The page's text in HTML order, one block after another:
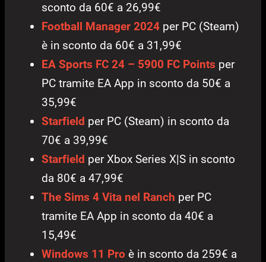
sconto da 60€ a 26,99€
Football Manager 2024 per PC (Steam)
è in sconto da 60€ a 31,99€
EA Sports FC 24 – 5900 FC Points per
PC tramite EA App in sconto da 50€ a
35,99€
Starfield per PC (Steam) in sconto da
70€ a 39,99€
Starfield per Xbox Series X|S in sconto
da 80€ a 47,99€
The Sims 4 Vita nel Ranch per PC
tramite EA App in sconto da 40€ a
15,49€
Windows 11 Pro è in sconto da 259€ a